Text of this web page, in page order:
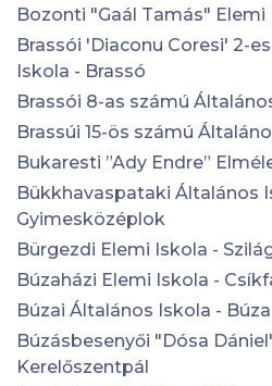
Bozonti "Gaál Tamás"
Brassói 'Diaconu Coresi' 2-
Iskola - Brassó
Brassói 8-as számú
Brassúi 15-ös számú
Bukaresti ”Ady Endre”
Bükkhavaspataki Általános
Gyimesközéplok
Bürgezdi Elemi Iskola -
Búzaházi Elemi Iskola -
Búzai Általános Iskola - Búza
Búzásbesenyői "Dósa
Kerelőszentpál